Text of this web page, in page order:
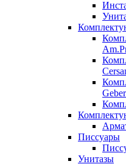
Писсуары
Унитазы